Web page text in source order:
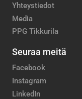
Yhteystiedot
Media
PPG Tikkurila
Seuraa meitä
Facebook
Instagram
LinkedIn